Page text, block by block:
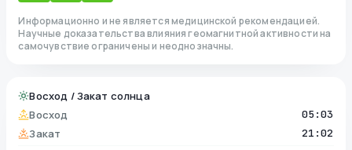
Информационно и не является медицинской рекомендацией.
Научные доказательства влияния геомагнитной активности на
самочувствие ограничены и неоднозначны.
Восход / Закат солнца
Восход
05:03
Закат 21:02